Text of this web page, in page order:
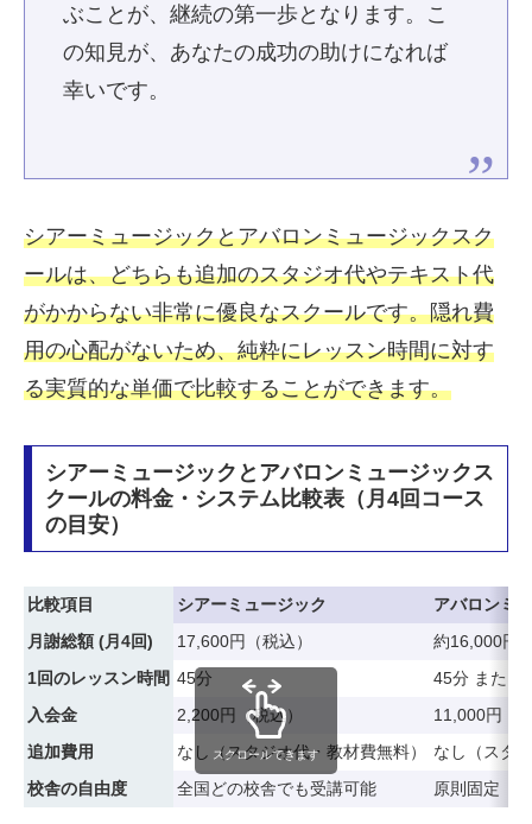
ぶことが、継続の第一歩となります。こ
の知見が、あなたの成功の助けになれば
幸いです。
シアーミュージックとアバロンミュージックスク
ールは、どちらも追加のスタジオ代やテキスト代
がかからない非常に優良なスクールです。隠れ費
用の心配がないため、純粋にレッスン時間に対す
る実質的な単価で比較することができます。
シアーミュージックとアバロンミュージックス
クールの料金・システム比較表（月4回コース
の目安）
比較項目 シアーミュージック
アバロンミ
月謝総額 (月4回)
17,600円（税込）
約16,000円
1回のレッスン時間 45分
45分 または
入会金
2,200円（税込）
11,000円（
追加費用
なし（スタジオ代・教材費無料）
なし（スタ
校舎の自由度
全国どの校舎でも受講可能 原則固定（
スクロールできます